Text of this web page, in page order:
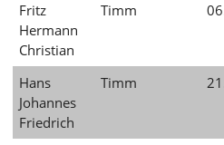
Fritz
Hermann
Christian
Timm
Hans
Johannes
Friedrich
Timm